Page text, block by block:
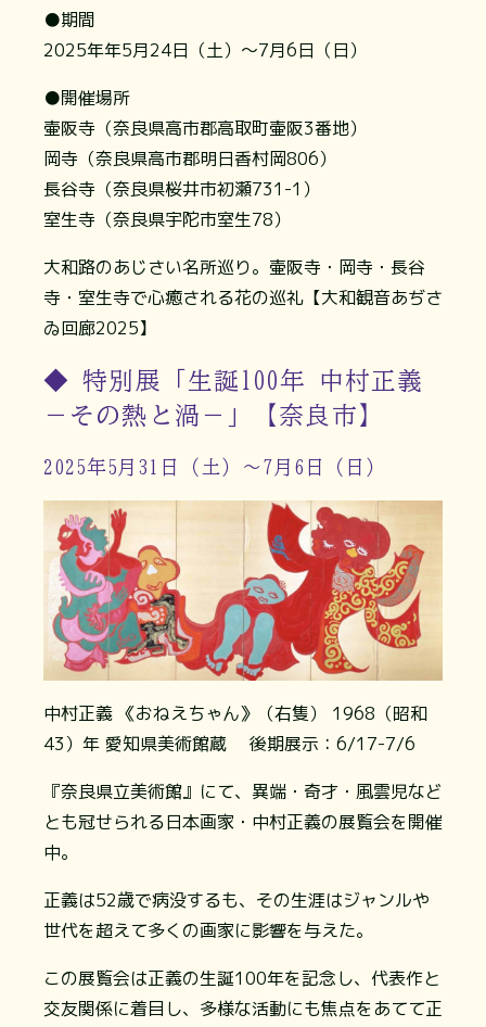
●期間
2025年年5月24日（土）～7月6日（日）
●開催場所
壷阪寺（奈良県高市郡高取町壷阪3番地）
岡寺（奈良県高市郡明日香村岡806）
長谷寺（奈良県桜井市初瀬731-1）
室生寺（奈良県宇陀市室生78）
大和路のあじさい名所巡り。壷阪寺・岡寺・長谷
寺・室生寺で心癒される花の巡礼【大和観音あぢさ
ゐ回廊2025】
◆ 特別展「生誕100年 中村正義
－その熱と渦－」【奈良市】
2025年5月31日（土）～7月6日（日）
中村正義 《おねえちゃん》（右隻） 1968（昭和
43）年 愛知県美術館蔵 後期展示：6/17-7/6
『奈良県立美術館』にて、異端・奇才・風雲児など
とも冠せられる日本画家・中村正義の展覧会を開催
中。
正義は52歳で病没するも、その生涯はジャンルや
世代を超えて多くの画家に影響を与えた。
この展覧会は正義の生誕100年を記念し、代表作と
交友関係に着目し、多様な活動にも焦点をあてて正